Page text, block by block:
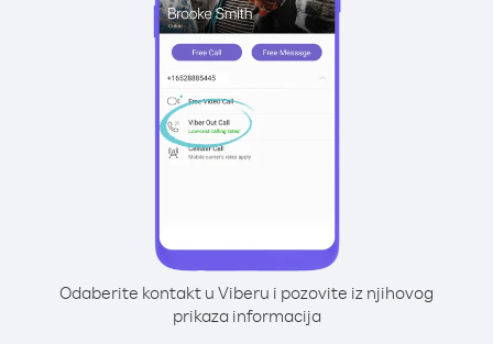
Odaberite kontakt u Viberu i pozovite iz njihovog
prikaza informacija